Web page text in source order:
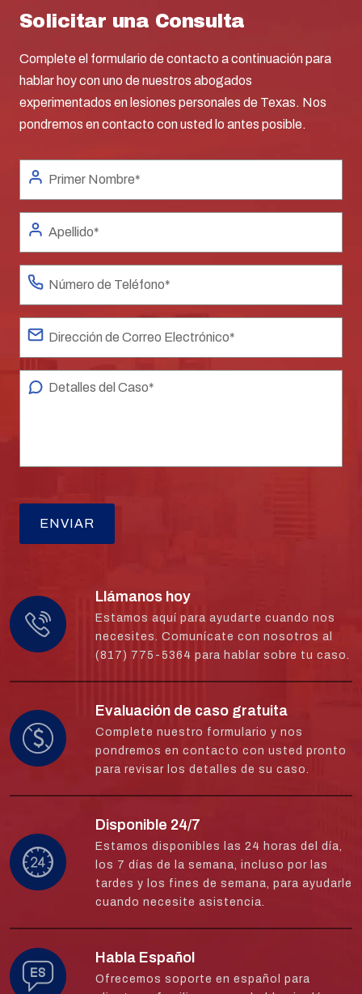
Solicitar una Consulta
Complete el formulario de contacto a continuación para
hablar hoy con uno de nuestros abogados
experimentados en lesiones personales de Texas. Nos
pondremos en contacto con usted lo antes posible.
Llámanos hoy
Estamos aquí para ayudarte cuando nos
necesites. Comunícate con nosotros al
(817) 775-5364 para hablar sobre tu caso.
Evaluación de caso gratuita
Complete nuestro formulario y nos
pondremos en contacto con usted pronto
para revisar los detalles de su caso.
Disponible 24/7
Estamos disponibles las 24 horas del día,
los 7 días de la semana, incluso por las
tardes y los fines de semana, para ayudarle
cuando necesite asistencia.
Habla Español
Ofrecemos soporte en español para